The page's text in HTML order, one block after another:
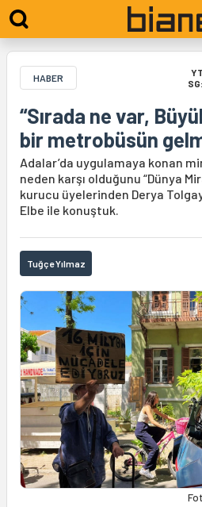
HABER
SG:
“Sırada ne var,
bir metrobüsün
Adalar’da uygulamaya konan
neden karşı olduğunu “Dünya
kurucu üyelerinden Derya
Elbe ile konuştuk.
Tuğçe Yılmaz